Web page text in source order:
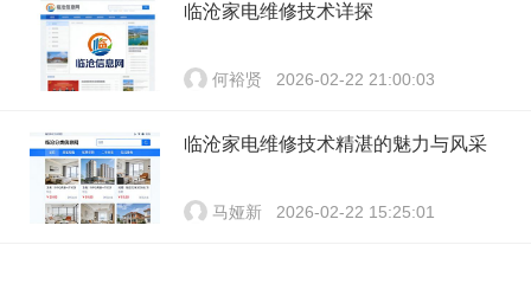
临沧家电维修技术详探
何裕贤 2026-02-22 21:00:03
临沧家电维修技术精湛的魅力与风采
马娅新 2026-02-22 15:25:01